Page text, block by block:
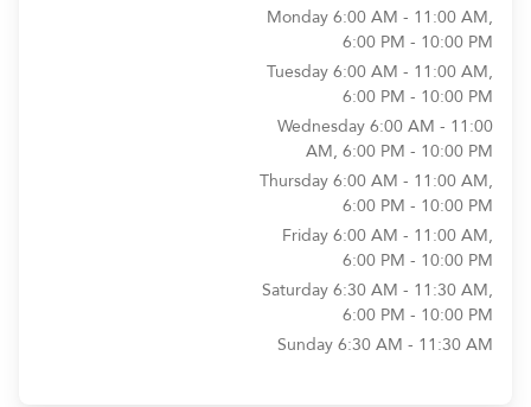
Monday6:00 AM - 11:00 AM,
6:00 PM - 10:00 PM
Tuesday6:00 AM - 11:00 AM,
6:00 PM - 10:00 PM
Wednesday6:00 AM - 11:00
AM, 6:00 PM - 10:00 PM
Thursday6:00 AM - 11:00 AM,
6:00 PM - 10:00 PM
Friday6:00 AM - 11:00 AM,
6:00 PM - 10:00 PM
Saturday6:30 AM - 11:30 AM,
6:00 PM - 10:00 PM
Sunday6:30 AM - 11:30 AM